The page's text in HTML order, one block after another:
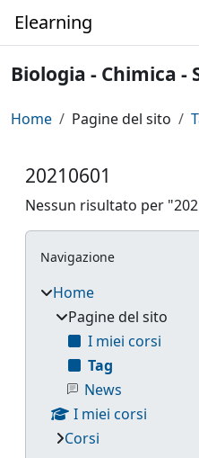
Elearning
Biologia - Chimica -
Home Pagine del sito
20210601
Nessun risultato per
Blocchi
Salta Navigazione
Navigazione
Home
Pagine del sito
I miei corsi
Tag
News
I miei corsi
Corsi